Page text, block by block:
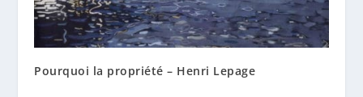
Pourquoi la propriété – Henri Lepage